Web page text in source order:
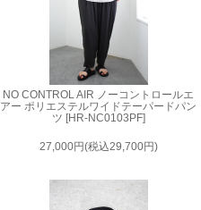
NO CONTROL AIR ノーコントロールエ
アー ポリエステルワイドテーパードパン
ツ [HR-NC0103PF]
27,000円(税込29,700円)